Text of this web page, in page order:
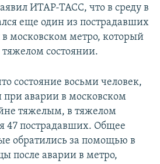
ИТАР-ТАСС, что в среду в
еще один из пострадавших
в московском метро, который
состоянии.
состояние восьми человек,
при аварии в московском
тяжелым, в тяжелом
47 пострадавших. Общее
обратились за помощью в
после аварии в метро,